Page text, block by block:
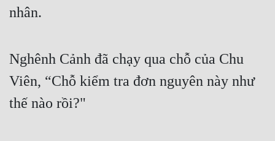
Trùng Sinh
Tu Chân
Tu Tiên
Tội Phạm
nhân.
Nghênh Cảnh đã chạy qua chỗ của Chu
Viên, “Chỗ kiểm tra đơn nguyên này như
thế nào rồi?"